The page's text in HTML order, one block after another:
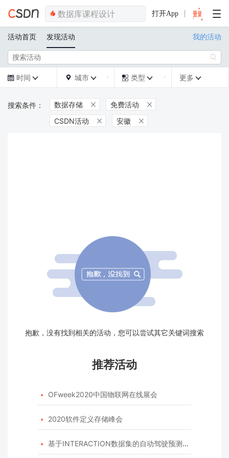
打开App
活动首页 发现活动 我的活动

 时间   城市   类型  更多 
数据存储  免费活动 
CSDN活动  安徽 
抱歉，没有找到相关的活动，您可以尝试其它关键词搜索
推荐活动
 OFweek2020中国物联网在线展会
 2020软件定义存储峰会
 基于INTERACTION数据集的自动驾驶预测模型挑战赛